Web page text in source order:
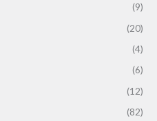
(9)
(20)
(4)
(6)
(12)
(82)